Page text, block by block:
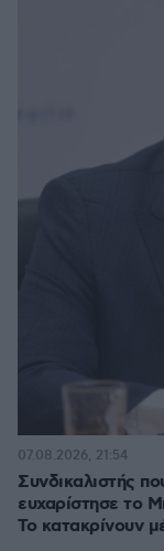
Συνδικαλιστής
ευχαρίστησε το
Το κατακρίνουν
07.08.2026, 21:54